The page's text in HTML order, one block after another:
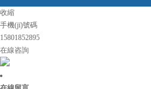
收縮
手機(jī)號碼
15801852895
在線咨詢